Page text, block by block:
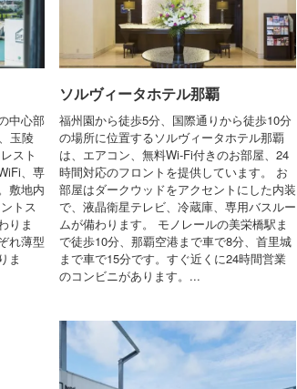
中心部
玉陵
スト
、専
敷地内
トス
りま
れ薄型
ま
ソルヴィータホテル那覇
福州園から徒歩5分、国際通りから徒歩10分
の場所に位置するソルヴィータホテル那覇
は、エアコン、無料Wi-Fi付きのお部屋、24
時間対応のフロントを提供しています。 お
部屋はダークウッドをアクセントにした内装
で、液晶衛星テレビ、冷蔵庫、専用バスルー
ムが備わります。 モノレールの美栄橋駅ま
で徒歩10分、那覇空港まで車で8分、首里城
まで車で15分です。すぐ近くに24時間営業
のコンビニがあります。...